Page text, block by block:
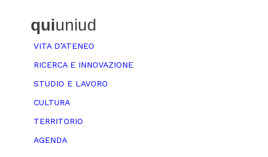
quiuniud
VITA D’ATENEO
RICERCA E INNOVAZIONE
STUDIO E LAVORO
CULTURA
TERRITORIO
AGENDA